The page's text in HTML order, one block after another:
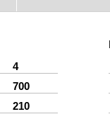
4
700
210